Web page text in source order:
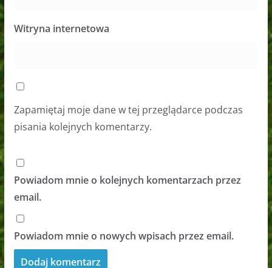
Witryna internetowa
Zapamiętaj moje dane w tej przeglądarce podczas
pisania kolejnych komentarzy.
Powiadom mnie o kolejnych komentarzach przez
email.
Powiadom mnie o nowych wpisach przez email.